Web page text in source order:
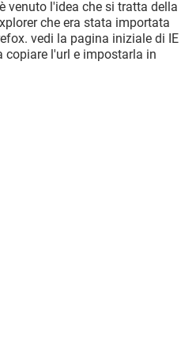
venuto l'idea che si tratta della
che era stata importata
vedi la pagina iniziale di IE
copiare l'url e impostarla in